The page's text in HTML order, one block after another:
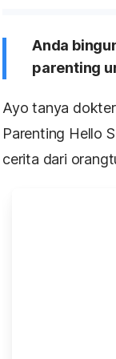
Anda
parenting
Ayo tanya
Parenting Hello
cerita dari